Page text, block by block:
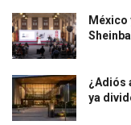
¿Adiós
ya